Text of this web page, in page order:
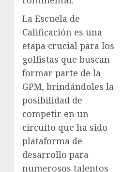
La Escuela de
Calificación es una
etapa crucial para los
golfistas que buscan
formar parte de la
GPM, brindándoles la
posibilidad de
competir en un
circuito que ha sido
plataforma de
desarrollo para
numerosos talentos